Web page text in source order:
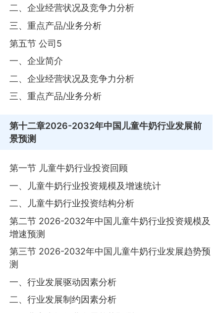
二、企业经营状况及竞争力分析
三、重点产品/业务分析
第五节 公司5
一、企业简介
二、企业经营状况及竞争力分析
三、重点产品/业务分析
第十二章2026-2032年中国儿童牛奶行业发展前
景预测
第一节 儿童牛奶行业投资回顾
一、儿童牛奶行业投资规模及增速统计
二、儿童牛奶行业投资结构分析
第二节 2026-2032年中国儿童牛奶行业投资规模及
增速预测
第三节 2026-2032年中国儿童牛奶行业发展趋势预
测
一、行业发展驱动因素分析
二、行业发展制约因素分析